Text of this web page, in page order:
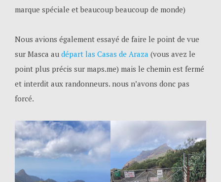
marque spéciale et beaucoup beaucoup de monde)
Nous avions également essayé de faire le point de vue
sur Masca au départ las Casas de Araza (vous avez le
point plus précis sur maps.me) mais le chemin est fermé
et interdit aux randonneurs. nous n’avons donc pas
forcé.